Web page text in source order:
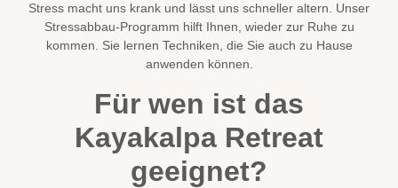
Stress macht uns krank und lässt uns schneller altern. Unser
Stressabbau-Programm hilft Ihnen, wieder zur Ruhe zu
kommen. Sie lernen Techniken, die Sie auch zu Hause
anwenden können.
Für wen ist das
Kayakalpa Retreat
geeignet?